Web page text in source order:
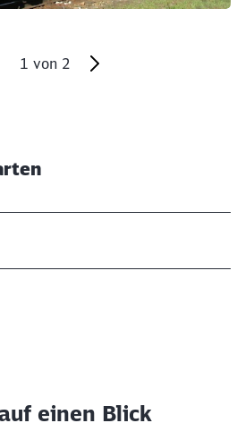
1 von 2
einen Blick